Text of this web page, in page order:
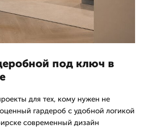
под ключ в
для тех, кому нужен не
гардероб с удобной логикой
современный дизайн